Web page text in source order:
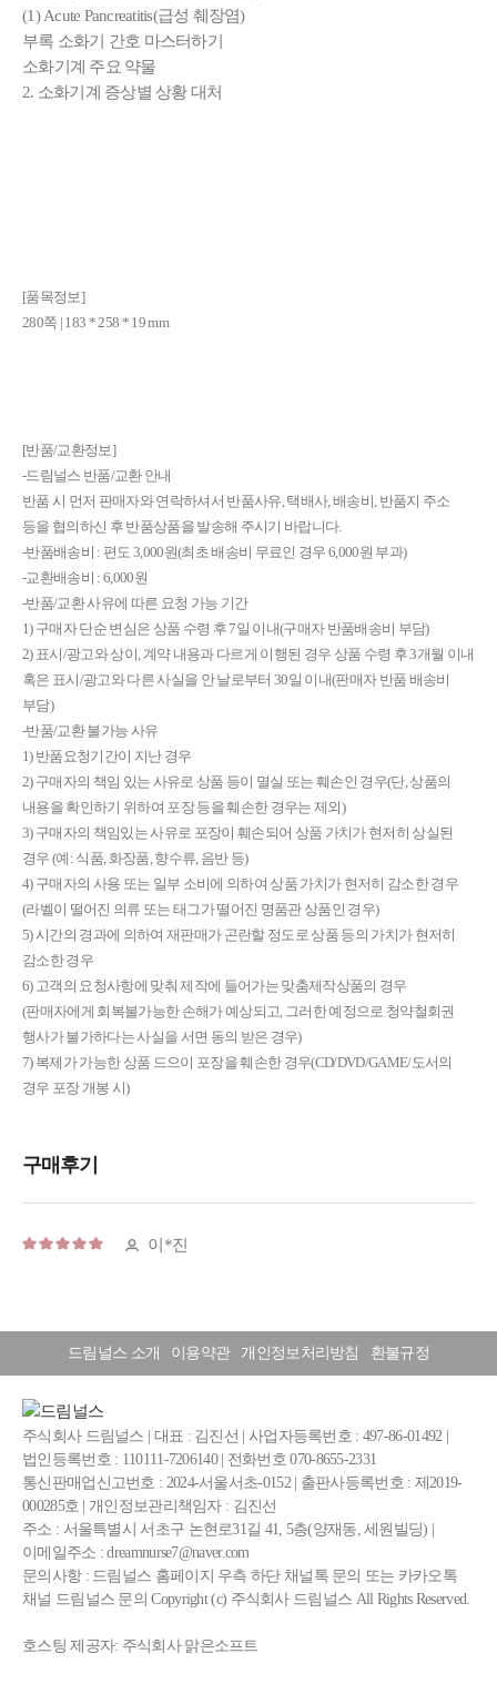
(1) Acute Pancreatitis(급성 췌장염)
부록 소화기 간호 마스터하기
소화기계 주요 약물
2. 소화기계 증상별 상황 대처
[품목정보]
280쪽 | 183 * 258 * 19 mm
[반품/교환정보]
-드림널스 반품/교환 안내
반품 시 먼저 판매자와 연락하셔서 반품사유, 택배사, 배송비, 반품지 주소
등을 협의하신 후 반품상품을 발송해 주시기 바랍니다.
-반품배송비 : 편도 3,000원(최초 배송비 무료인 경우 6,000원 부과)
-교환배송비 : 6,000원
-반품/교환 사유에 따른 요청 가능 기간
1) 구매자 단순 변심은 상품 수령 후 7일 이내(구매자 반품배송비 부담)
2) 표시/광고와 상이, 계약 내용과 다르게 이행된 경우 상품 수령 후 3개월 이내
혹은 표시/광고와 다른 사실을 안 날로부터 30일 이내(판매자 반품 배송비
부담)
-반품/교환 불가능 사유
1) 반품요청기간이 지난 경우
2) 구매자의 책임 있는 사유로 상품 등이 멸실 또는 훼손인 경우(단, 상품의
내용을 확인하기 위하여 포장 등을 훼손한 경우는 제외)
3) 구매자의 책임있는 사유로 포장이 훼손되어 상품 가치가 현저히 상실된
경우 (예: 식품, 화장품, 향수류, 음반 등)
4) 구매자의 사용 또는 일부 소비에 의하여 상품 가치가 현저히 감소한 경우
(라벨이 떨어진 의류 또는 태그가 떨어진 명품관 상품인 경우)
5) 시간의 경과에 의하여 재판매가 곤란할 정도로 상품 등의 가치가 현저히
감소한 경우
6) 고객의 요청사항에 맞춰 제작에 들어가는 맞춤제작상품의 경우
(판매자에게 회복불가능한 손해가 예상되고, 그러한 예정으로 청약철회권
행사가 불가하다는 사실을 서면 동의 받은 경우)
7) 복제가 가능한 상품 드으이 포장을 훼손한 경우(CD/DVD/GAME/도서의
경우 포장 개봉 시)
드림널스 소개 이용약관 개인정보처리방침 환불규정
주식회사 드림널스 | 대표 : 김진선 | 사업자등록번호 : 497-86-01492 |
법인등록번호 : 110111-7206140 | 전화번호 070-8655-2331
통신판매업신고번호 : 2024-서울서초-0152 | 출판사등록번호 : 제2019-
000285호 | 개인정보관리책임자 : 김진선
주소 : 서울특별시 서초구 논현로31길 41, 5층(양재동, 세원빌딩) |
이메일주소 : dreamnurse7@naver.com
문의사항 : 드림널스 홈페이지 우측 하단 채널톡 문의 또는 카카오톡
채널 드림널스 문의 Copyright (c) 주식회사 드림널스 All Rights Reserved.
호스팅 제공자: 주식회사 맑은소프트